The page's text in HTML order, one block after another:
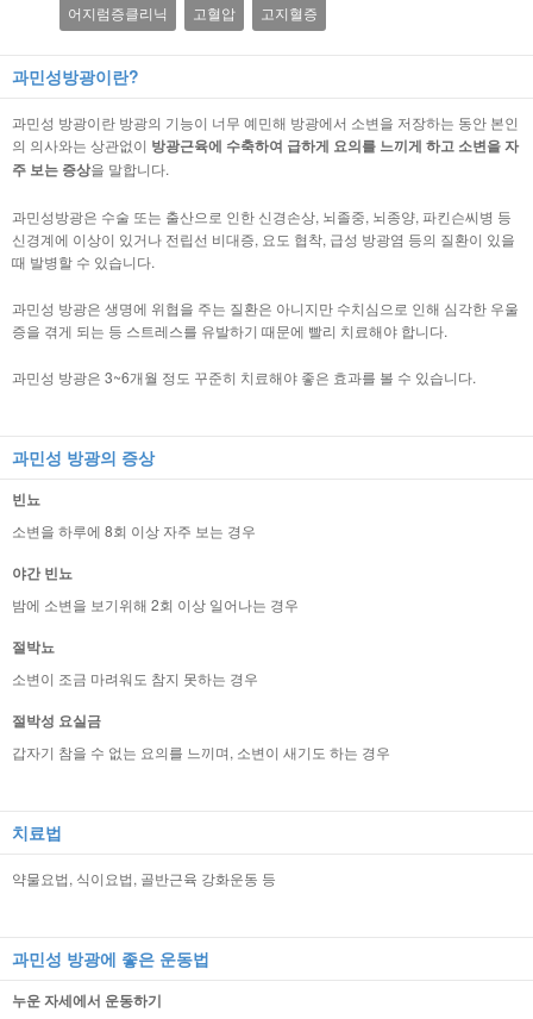
어지럼증클리닉 고혈압 고지혈증
과민성방광이란?
과민성 방광이란 방광의 기능이 너무 예민해 방광에서 소변을 저장하는 동안 본인
의 의사와는 상관없이 방광근육에 수축하여 급하게 요의를 느끼게 하고 소변을 자
주 보는 증상을 말합니다.
과민성방광은 수술 또는 출산으로 인한 신경손상, 뇌졸중, 뇌종양, 파킨슨씨병 등
신경계에 이상이 있거나 전립선 비대증, 요도 협착, 급성 방광염 등의 질환이 있을
때 발병할 수 있습니다.
과민성 방광은 생명에 위협을 주는 질환은 아니지만 수치심으로 인해 심각한 우울
증을 겪게 되는 등 스트레스를 유발하기 때문에 빨리 치료해야 합니다.
과민성 방광은 3~6개월 정도 꾸준히 치료해야 좋은 효과를 볼 수 있습니다.
과민성 방광의 증상
빈뇨
소변을 하루에 8회 이상 자주 보는 경우
야간 빈뇨
밤에 소변을 보기위해 2회 이상 일어나는 경우
절박뇨
소변이 조금 마려워도 참지 못하는 경우
절박성 요실금
갑자기 참을 수 없는 요의를 느끼며, 소변이 새기도 하는 경우
치료법
약물요법, 식이요법, 골반근육 강화운동 등
과민성 방광에 좋은 운동법
누운 자세에서 운동하기